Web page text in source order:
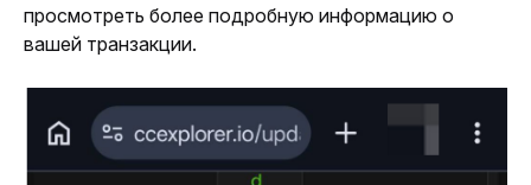
просмотреть более подробную информацию о
вашей транзакции.